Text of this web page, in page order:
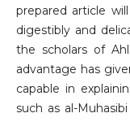
prepared article
digestibly and
the scholars of Ahl
advantage has
capable in
such as al-